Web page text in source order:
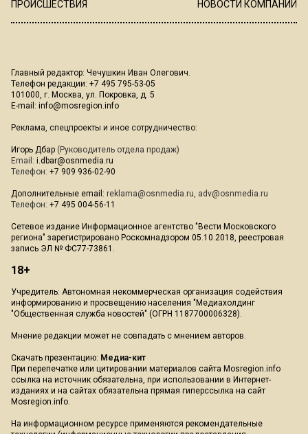
ПРОИСШЕСТВИЯ
НОВОСТИ КОМПАНИЙ
Главный редактор: Чечушкин Иван Олегович.
Телефон редакции: +7 495 795-53-05
101000, г. Москва, ул. Покровка, д. 5
E-mail: info@mosregion.info
Реклама, спецпроекты и иное сотрудничество:
Игорь Дбар (Руководитель отдела продаж)
Email: i.dbar@osnmedia.ru
Телефон: +7 909 936-02-90
Дополнительные email: reklama@osnmedia.ru, adv@osnmedia.ru
Телефон: +7 495 004-56-11
Сетевое издание Информационное агентство "Вести Московского
региона" зарегистрировано Роскомнадзором 05.10.2018, реестровая
запись ЭЛ № ФС77-73861.
18+
Учредитель: Автономная некоммерческая организация содействия
информированию и просвещению населения "Медиахолдинг
"Общественная служба новостей" (ОГРН 1187700006328).
Мнение редакции может не совпадать с мнением авторов.
Скачать презентацию: Медиа-кит
При перепечатке или цитировании материалов сайта Mosregion.info
ссылка на источник обязательна, при использовании в Интернет-
изданиях и на сайтах обязательна прямая гиперссылка на сайт
Mosregion.info.
На информационном ресурсе применяются рекомендательные